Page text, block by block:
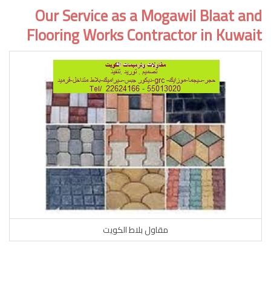
Our Service as a Mogawil Blaat and
Flooring Works Contractor in Kuwait
مقاول بلاط الكويت